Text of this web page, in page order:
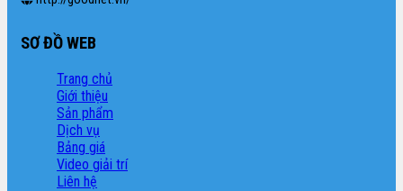
SƠ ĐỒ WEB
Trang chủ
Giới thiệu
Sản phẩm
Dịch vụ
Bảng giá
Video giải trí
Liên hệ